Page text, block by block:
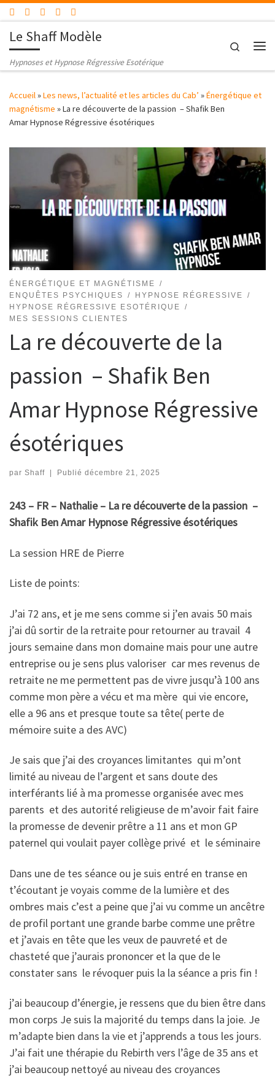
Passer au contenu
Le Shaff Modèle
Hypnoses et Hypnose Régressive Esotérique
Search
Accueil»Les news, l’actualité et les articles du Cab’ »Énergétique et
magnétisme »La re découverte de la passion – Shafik Ben
Amar Hypnose Régressive ésotériques
ÉNERGÉTIQUE ET MAGNÉTISME
ENQUÊTES PSYCHIQUES
HYPNOSE RÉGRESSIVE
HYPNOSE RÉGRESSIVE ESOTÉRIQUE
MES SESSIONS CLIENTES
La re découverte de la
passion – Shafik Ben
Amar Hypnose Régressive
ésotériques
par Shaff Publié décembre 21, 2025
243 – FR – Nathalie – La re découverte de la passion –
Shafik Ben Amar Hypnose Régressive ésotériques
La session HRE de Pierre
Liste de points:
J’ai 72 ans, et je me sens comme si j’en avais 50 mais
j’ai dû sortir de la retraite pour retourner au travail 4
jours semaine dans mon domaine mais pour une autre
entreprise ou je sens plus valoriser car mes revenus de
retraite ne me permettent pas de vivre jusqu’à 100 ans
comme mon père a vécu et ma mère qui vie encore,
elle a 96 ans et presque toute sa tête( perte de
mémoire suite a des AVC)
Je sais que j’ai des croyances limitantes qui m’ont
limité au niveau de l’argent et sans doute des
interférants lié à ma promesse organisée avec mes
parents et des autorité religieuse de m’avoir fait faire
la promesse de devenir prêtre a 11 ans et mon GP
paternel qui voulait payer collège privé et le séminaire
Dans une de tes séance ou je suis entré en transe en
t’écoutant je voyais comme de la lumière et des
ombres mais c’est a peine que j’ai vu comme un ancêtre
de profil portant une grande barbe comme une prêtre
et j’avais en tête que les veux de pauvreté et de
chasteté que j’aurais prononcer et la que de le
constater sans le révoquer puis la la séance a pris fin !
j’ai beaucoup d’énergie, je ressens que du bien être dans
mon corps Je suis la majorité du temps dans la joie. Je
m’adapte bien dans la vie et j’apprends a tous les jours.
J’ai fait une thérapie du Rebirth vers l’âge de 35 ans et
j’ai beaucoup nettoyé au niveau des croyances